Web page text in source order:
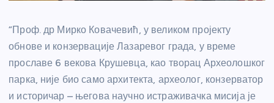
“Проф. др Мирко Ковачевић, у великом пројекту
обнове и конзервације Лазаревог града, у време
прославе 6 векова Крушевца, као творац Археолошког
парка, није био само архитекта, археолог, конзерватор
и историчар – његова научно истраживачка мисија је